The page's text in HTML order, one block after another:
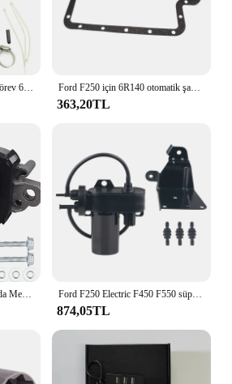
Ford için F250 F350 süper görev 6.7L Powerstroke dizel 2011 ~ 2019 soğutucu kiti Ford F250 için 6R140 otomatik şanzıman filtresi bc3bca098b veya karter kapağı contası f6tz7ford 1a F-350 F-450 F-550 süper görev 2011-2017
363,20TL
Ford E150 590 Lincoln Mazda Mercury için F150-F550-001 yakıt pompası sürücü modülü 6H1470 FD1002 4C2A-9D372-BA Ford F250 Electric F450 F550 süper görev için elektrikli vakum pompası F650 excurgezi E-350 E-450 Dodge Ram 2500 3500 6C3Z2A451A
874,05TL